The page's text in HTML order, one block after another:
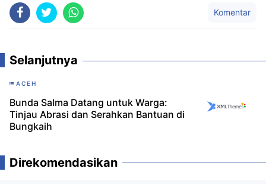
Komentar
Selanjutnya
ACEH
Bunda Salma Datang untuk Warga:
Tinjau Abrasi dan Serahkan Bantuan di
Bungkaih
Direkomendasikan